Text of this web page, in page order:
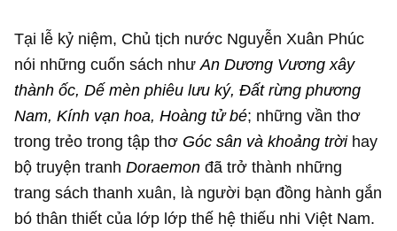
Tại lễ kỷ niệm, Chủ tịch nước Nguyễn Xuân Phúc
nói những cuốn sách nhưAn Dương Vương xây
thành ốc, Dế mèn phiêu lưu ký, Đất rừng phương
Nam, Kính vạn hoa, Hoàng tử bé; những vần thơ
trong trẻo trong tập thơ Góc sân và khoảng trờihay
bộ truyện tranhDoraemon đã trở thành những
trang sách thanh xuân, là người bạn đồng hành gắn
bó thân thiết của lớp lớp thế hệ thiếu nhi Việt Nam.